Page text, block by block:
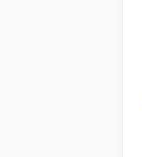
제주도 렌트카 실시간